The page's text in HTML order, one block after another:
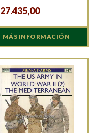
27.435,00
MÁS INFORMACIÓN